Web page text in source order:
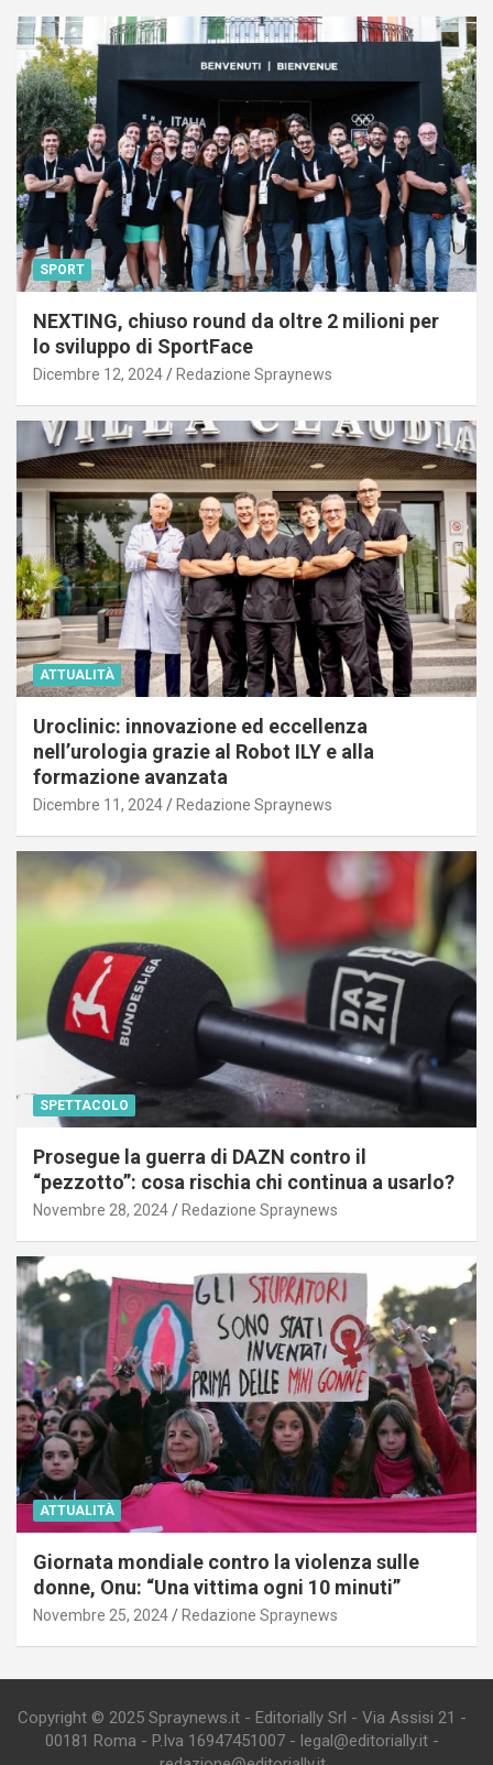
SPORT
NEXTING, chiuso round da oltre 2 milioni per
lo sviluppo di SportFace
Dicembre 12, 2024 Redazione Spraynews
ATTUALITÀ
Uroclinic: innovazione ed eccellenza
nell’urologia grazie al Robot ILY e alla
formazione avanzata
Dicembre 11, 2024 Redazione Spraynews
SPETTACOLO
Prosegue la guerra di DAZN contro il
“pezzotto”: cosa rischia chi continua a usarlo?
Novembre 28, 2024 Redazione Spraynews
ATTUALITÀ
Giornata mondiale contro la violenza sulle
donne, Onu: “Una vittima ogni 10 minuti”
Novembre 25, 2024 Redazione Spraynews
Copyright © 2025 Spraynews.it - Editorially Srl - Via Assisi 21 -
00181 Roma - P.Iva 16947451007 - legal@editorially.it -